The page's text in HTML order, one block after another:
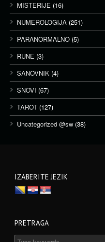
MISTERIJE (16)
NUMEROLOGIJA (251)
PARANORMALNO (5)
RUNE (3)
SANOVNIK (4)
SNOVI (67)
TAROT (127)
Uncategorized @sw (38)
IZABERITE JEZIK
PRETRAGA